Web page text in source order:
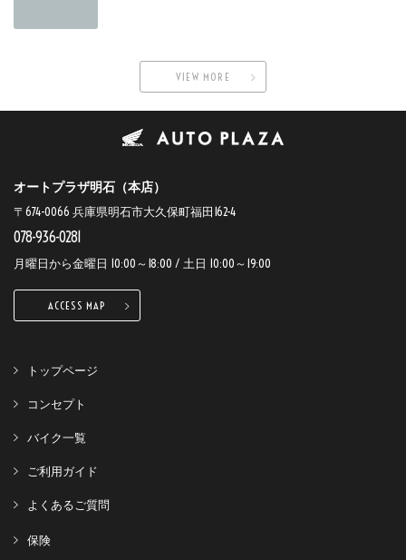
VIEW MORE
オートプラザ明石（本店）
〒674-0066 兵庫県明石市大久保町福田162-4
078-936-0281
月曜日から金曜日 10:00～18:00 / 土日 10:00～19:00
ACCESS MAP
トップページ
コンセプト
バイク一覧
ご利用ガイド
よくあるご質問
保険